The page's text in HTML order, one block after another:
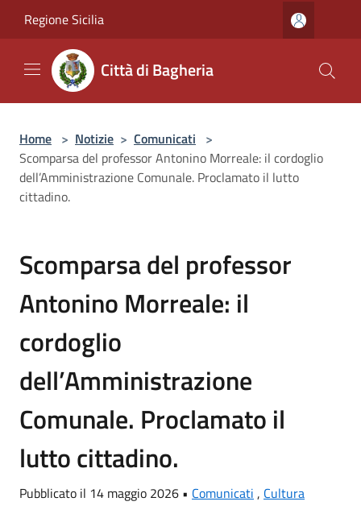
Regione Sicilia
Città di Bagheria
Home > Notizie > Comunicati >
Scomparsa del professor Antonino Morreale: il cordoglio
dell’Amministrazione Comunale. Proclamato il lutto
cittadino.
Scomparsa del professor
Antonino Morreale: il
cordoglio
dell’Amministrazione
Comunale. Proclamato il
lutto cittadino.
Pubblicato il 14 maggio 2026 • Comunicati , Cultura